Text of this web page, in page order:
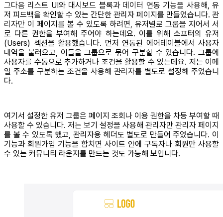
그다음 리스트 UI와 대시보드 블록과 데이터 연동 기능을 사용해, 유
저 피드백을 확인할 수 있는 간단한 관리자 페이지를 만들었습니다. 관
리자만 이 페이지를 볼 수 있도록 하려면, 유저별로 그룹을 지어서 서
로 다른 권한을 부여해 주어야 하는데요. 이를 위해 소프터의 유저
(Users) 섹션을 활용했습니다. 먼저 연동된 에어테이블에서 사용자
내역을 불러오고, 이들을 그룹으로 묶어 구분할 수 있습니다. 그룹에
사용자를 수동으로 추가하거나 조건을 활용할 수 있는데요. 저는 이메
일 주소를 구분하는 조건을 사용해 관리자를 별도로 설정해 주었습니
다.
여기서 설정한 유저 그룹은 페이지 조회나 이용 권한을 차등 부여할 때
사용할 수 있습니다. 저는 보기 설정을 사용해 관리자만 관리자 페이지
를 볼 수 있도록 했고, 관리자용 헤더도 별도로 만들어 주었습니다. 이
기능과 회원가입 기능을 합치면 사이트 안에 구독자나 회원만 사용할
수 있는 커뮤니티 라운지를 만드는 것도 가능해 보입니다.